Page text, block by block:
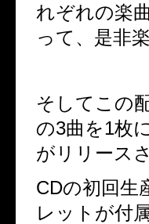
れぞれの楽
って、是非
そしてこの
の3曲を1枚
がリリース
CDの初回生
レットが付